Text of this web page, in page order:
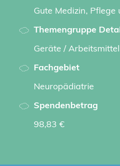
Gute Medizin,
Themengruppe
Geräte / Arbeitsmittel
Fachgebiet
Neuropädiatrie
Spendenbetrag
98,83 €